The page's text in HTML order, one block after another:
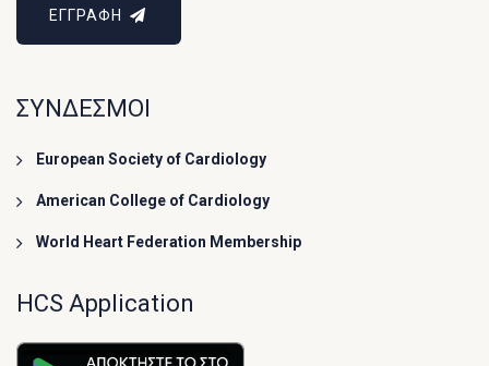
ΕΓΓΡΑΦΗ
ΣΥΝΔΕΣΜΟΙ
European Society of Cardiology
American College of Cardiology
World Heart Federation Membership
HCS Application